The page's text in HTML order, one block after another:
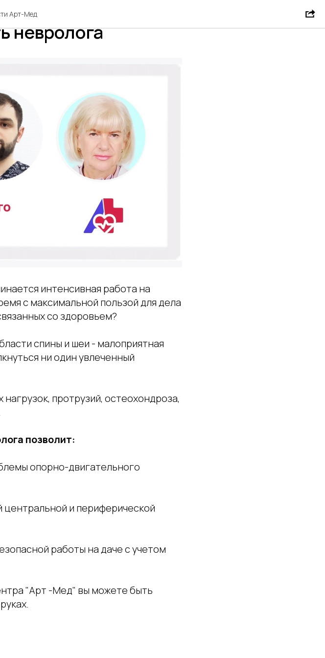
Арт-Мед
сезоном
невролога
интенсивная работа на
с максимальной пользой для дела
со здоровьем?
спины и шеи - малоприятная
ни один увлеченный
протрузий, остеохондроза,
позволит:
опорно-двигательного
центральной и периферической
работы на даче с учетом
"Арт -Мед" вы можете быть